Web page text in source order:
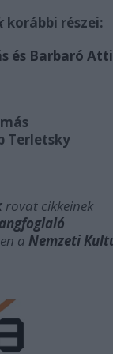
korábbi részei:
és Barbaró
Terletsky
rovat cikkeinek
a Nemzeti